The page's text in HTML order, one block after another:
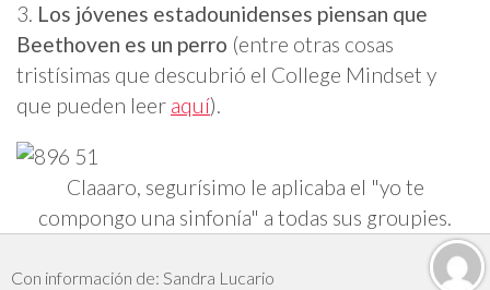
3. Los jóvenes estadounidenses piensan que
Beethoven es un perro (entre otras cosas
tristísimas que descubrió el College Mindset y
que pueden leer aquí).
Claaaro, segurísimo le aplicaba el "yo te
compongo una sinfonía" a todas sus groupies.
Con información de: Sandra Lucario